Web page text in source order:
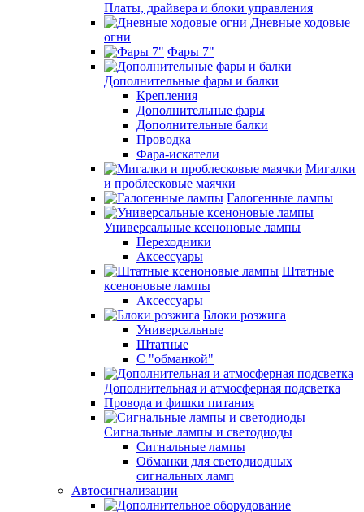
Платы, драйвера и блоки управления
Дневные ходовые
огни
Фары 7"
Дополнительные фары и балки
Крепления
Дополнительные фары
Дополнительные балки
Проводка
Фара-искатели
Мигалки
и проблесковые маячки
Галогенные лампы
Универсальные ксеноновые лампы
Переходники
Аксессуары
Штатные
ксеноновые лампы
Аксессуары
Блоки розжига
Универсальные
Штатные
С "обманкой"
Дополнительная и атмосферная подсветка
Провода и фишки питания
Cигнальные лампы и светодиоды
Сигнальные лампы
Обманки для светодиодных
сигнальных ламп
Автосигнализации